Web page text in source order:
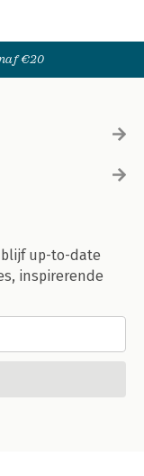
€20
up-to-date
inspirerende